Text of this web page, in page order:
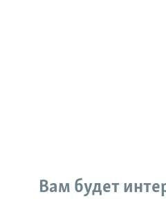
Вам будет